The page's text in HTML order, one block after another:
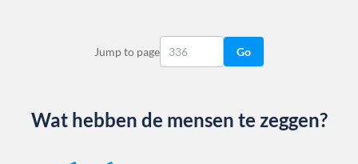
Jump to page Go
Wat hebben de mensen te zeggen?